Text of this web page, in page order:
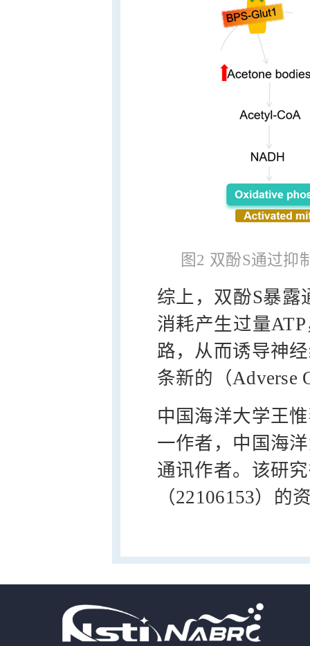
图2 双酚S通过抑
综上，双酚S暴
消耗产生过量
路，从而诱导神
条新的（Adverse
中国海洋大学王
一作者，中国海
通讯作者。该研
（22106153）的